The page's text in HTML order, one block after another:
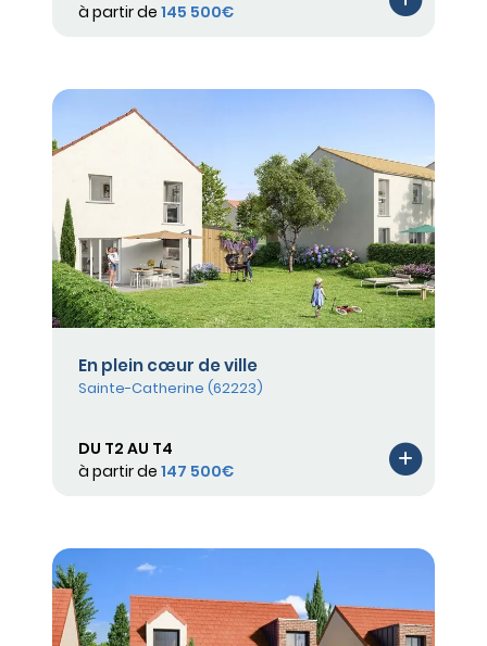
à partir de 145 500€
En plein cœur de ville
Sainte-Catherine (62223)
DU T2 AU T4
à partir de 147 500€